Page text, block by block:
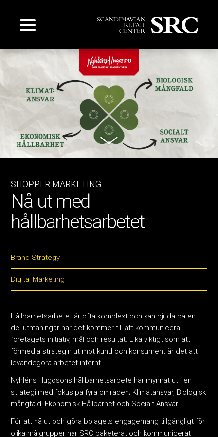
Toggle navigation
SHOPPER MARKETING
Nå ut med
hållbarhetsarbetet
Brand Strategy
Digital Marketing
Hållbarhetsarbetet är ofta komplext och kan bjuda på en
del utmaningar när det kommer till att kommunicera
företagets initiativ, mål och resultat. Lika viktigt som att
förmedla strategin ut mot kund och konsument är det att
levandegöra arbetet internt.
Nyhléns Hugosons hållbarhetsarbete har mynnat ut i en
strategi med fokus på fyra områden; Klimatansvar, Biologisk
mångfald, Ekonomisk Hållbarhet och Socialt Ansvar.
För att nå ut och göra bolagets engagemang tillgängligt för
olika målgrupper har SRC paketerat och kommunicerat